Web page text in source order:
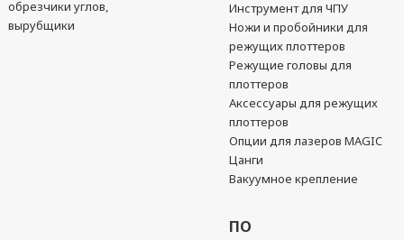
обрезчики углов,
вырубщики
Инструмент для ЧПУ
Ножи и пробойники для
режущих плоттеров
Режущие головы для
плоттеров
Аксессуары для режущих
плоттеров
Опции для лазеров MAGIC
Цанги
Вакуумное крепление
ПО